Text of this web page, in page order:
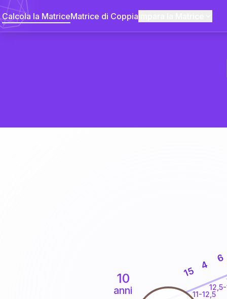
Calcola la MatriceMatrice di Coppia
10
anni 11-12,5
15 4
6